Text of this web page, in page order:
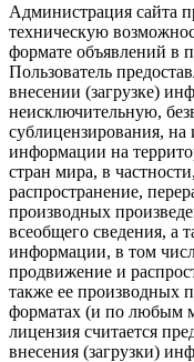
Администрация сайта
техническую
формате объявлений в
Пользователь
внесении (загрузке)
неисключительную,
сублицензирования, на
информации на
стран мира, в
распространение,
производных
всеобщего сведения, а
информации, в том
продвижение и
также ее производных
форматах (и по любым
лицензия считается
внесения (загрузки)